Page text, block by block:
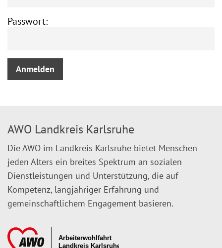
Passwort:
AWO Landkreis Karlsruhe
Die AWO im Landkreis Karlsruhe bietet Menschen
jeden Alters ein breites Spektrum an sozialen
Dienstleistungen und Unterstützung, die auf
Kompetenz, langjähriger Erfahrung und
gemeinschaftlichem Engagement basieren.